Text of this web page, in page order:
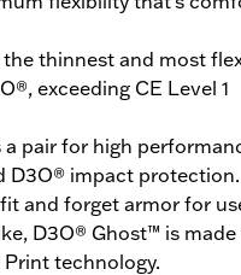
the thinnest and most
exceeding CE Level 1
a pair for high
D3O® impact protection.
and forget armor for
D3O® Ghost™ is made
technology.